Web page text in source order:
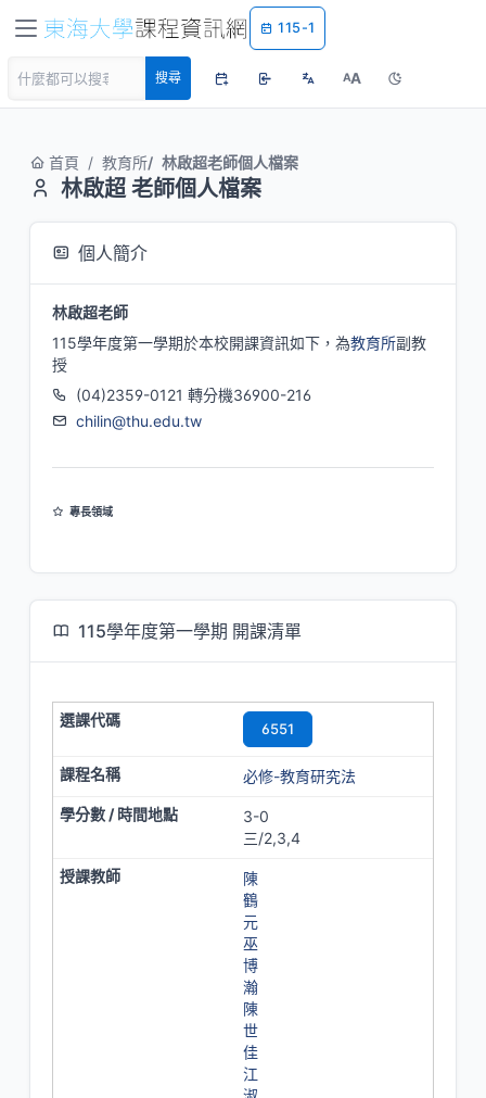
115-1
搜尋 AA
首頁 教育所 林啟超老師個人檔案
林啟超 老師個人檔案
個人簡介
林啟超老師
115學年度第一學期於本校開課資訊如下，為教育所副教
授
(04)2359-0121 轉分機36900-216
chilin@thu.edu.tw
專長領域
115學年度第一學期 開課清單
6551
必修-教育研究法
3-0
三/2,3,4
陳
鶴
元
巫
博
瀚
陳
世
佳
江